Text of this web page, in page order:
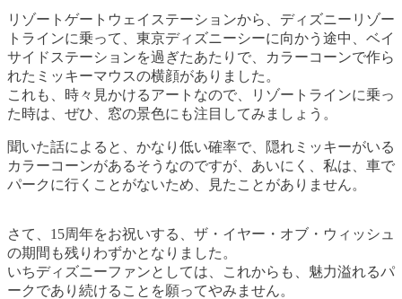
リゾートゲートウェイステーションから、ディズニーリゾー
トラインに乗って、東京ディズニーシーに向かう途中、ベイ
サイドステーションを過ぎたあたりで、カラーコーンで作ら
れたミッキーマウスの横顔がありました。
これも、時々見かけるアートなので、リゾートラインに乗っ
た時は、ぜひ、窓の景色にも注目してみましょう。
聞いた話によると、かなり低い確率で、隠れミッキーがいる
カラーコーンがあるそうなのですが、あいにく、私は、車で
パークに行くことがないため、見たことがありません。
さて、15周年をお祝いする、ザ・イヤー・オブ・ウィッシュ
の期間も残りわずかとなりました。
いちディズニーファンとしては、これからも、魅力溢れるパ
ークであり続けることを願ってやみません。